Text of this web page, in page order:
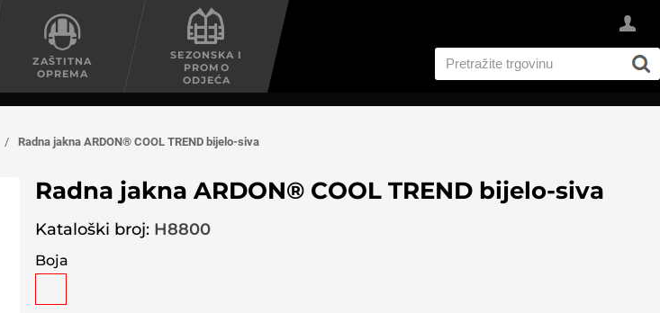
ZAŠTITNA
OPREMA
SEZONSKA I
PROMO
ODJEĆA
/ Radna jakna ARDON® COOL TREND bijelo-siva
Radna jakna ARDON® COOL TREND bijelo-siva
Kataloški broj: H8800
Boja